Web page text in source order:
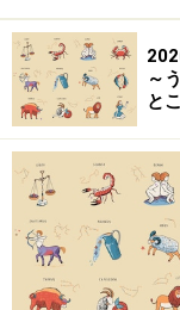
【イラスト】
ほんま ちあき
※記事内容は執筆時
い。
【編集部おすすめの
～
と